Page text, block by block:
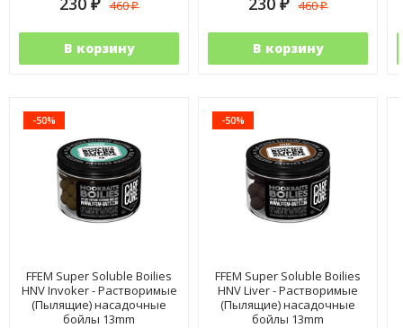
₽ 460₽
В корзину
₽ 460₽
В корзину
-50%
FFEM Super Soluble Boilies
HNV Invoker - Растворимые
(Пылящие) насадочные
бойлы 13mm
-50%
FFEM Super Soluble Boilies
HNV Liver - Растворимые
(Пылящие) насадочные
бойлы 13mm